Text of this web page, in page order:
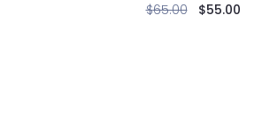
$65.00 $55.00